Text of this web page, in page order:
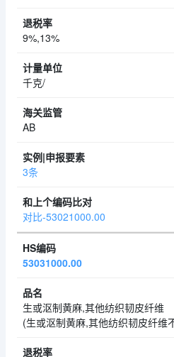
9%,13%
千克/
AB
3条
对比-53021000.00
53031000.00
生或沤制黄麻,其他纺织韧皮纤维
(生或沤制黄麻,其他纺织韧皮纤维